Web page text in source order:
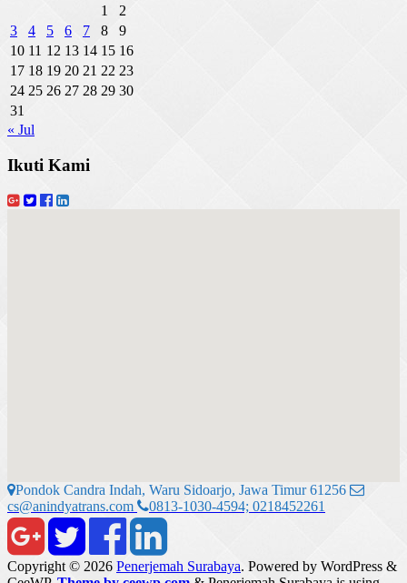
1
2
3
4 5 6 7 8
9
10 11 12 13 14 15 16
17 18 19 20 21 22 23
24 25 26 27 28 29 30
31
« Jul
Ikuti Kami
Pondok Candra Indah, Waru Sidoarjo, Jawa Timur 61256
cs@anindyatrans.com
0813-1030-4594; 0218452261
Copyright © 2026 Penerjemah Surabaya. Powered by WordPress &